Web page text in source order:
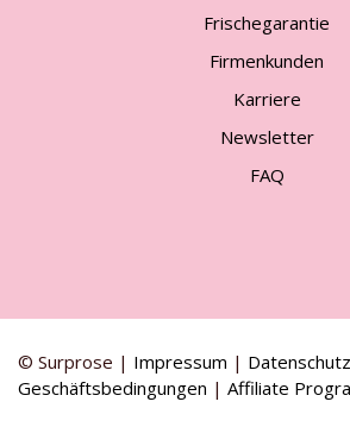
Frischegarantie
Firmenkunden
Karriere
Newsletter
FAQ
© Surprose | Impressum | Datenschutz
Geschäftsbedingungen | Affiliate